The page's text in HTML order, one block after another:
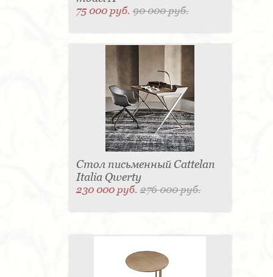
75 000 руб.90 000 руб.
Стол письменный Cattelan
Italia Qwerty
230 000 руб.276 000 руб.